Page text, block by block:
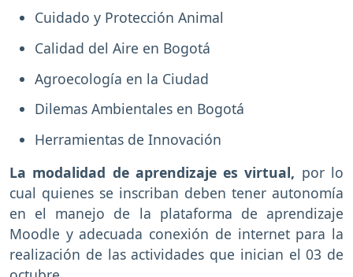
Cuidado y Protección Animal
Calidad del Aire en Bogotá
Agroecología en la Ciudad
Dilemas Ambientales en Bogotá
Herramientas de Innovación
La modalidad de aprendizaje es virtual, por lo
cual quienes se inscriban deben tener autonomía
en el manejo de la plataforma de aprendizaje
Moodle y adecuada conexión de internet para la
realización de las actividades que inician el 03 de